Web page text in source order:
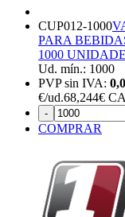
CUP012-1000
PARA
1000
Ud. mín.: 1000
PVP sin IVA:
€/ud.68,244€
-
COMPRAR